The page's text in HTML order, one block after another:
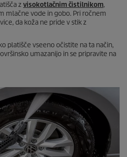
z visokotlačnim čistilnikom,
mlačne vode in gobo. Pri ročnem
da koža ne pride v stik z
platišče vseeno očistite na ta način,
umazanijo in se pripravite na